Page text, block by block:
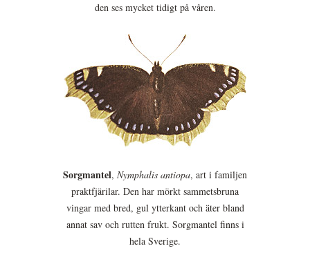
den ses mycket tidigt på våren.
Sorgmantel, Nymphalis antiopa, art i familjen
praktfjärilar. Den har mörkt sammetsbruna
vingar med bred, gul ytterkant och äter bland
annat sav och rutten frukt. Sorgmantel finns i
hela Sverige.